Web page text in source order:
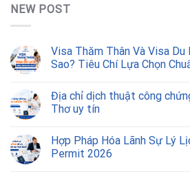
NEW POST
Visa Thăm Thân Và Visa Du
Sao? Tiêu Chí Lựa Chọn
Địa chỉ dịch thuật công
Thơ uy tín
Hợp Pháp Hóa Lãnh Sự Lý
Permit 2026